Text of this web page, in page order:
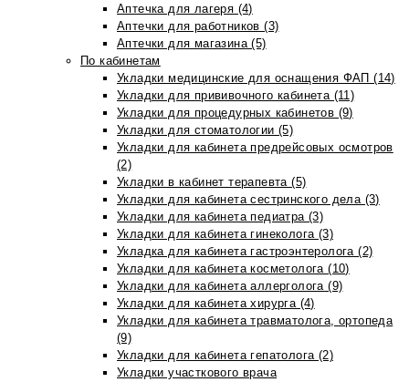
Аптечка для лагеря (4)
Аптечки для работников (3)
Аптечки для магазина (5)
По кабинетам
Укладки медицинские для оснащения ФАП (14)
Укладки для прививочного кабинета (11)
Укладки для процедурных кабинетов (9)
Укладки для стоматологии (5)
Укладки для кабинета предрейсовых осмотров
(2)
Укладки в кабинет терапевта (5)
Укладки для кабинета сестринского дела (3)
Укладки для кабинета педиатра (3)
Укладки для кабинета гинеколога (3)
Укладка для кабинета гастроэнтеролога (2)
Укладки для кабинета косметолога (10)
Укладки для кабинета аллерголога (9)
Укладки для кабинета хирурга (4)
Укладки для кабинета травматолога, ортопеда
(9)
Укладки для кабинета гепатолога (2)
Укладки участкового врача